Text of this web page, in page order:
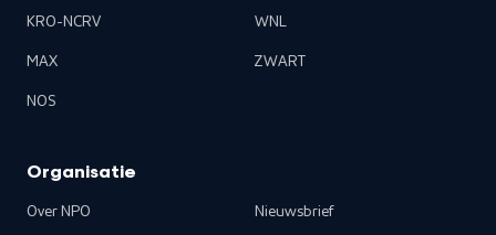
KRO-NCRV
MAX
NOS
WNL
ZWART
Organisatie
Over NPO Nieuwsbrief